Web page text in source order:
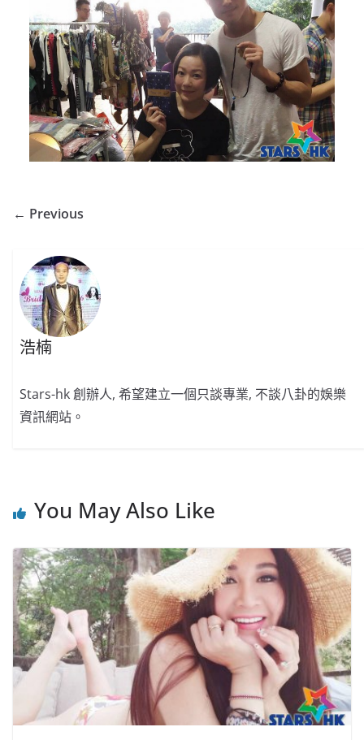
← Previous
浩楠
Stars-hk 創辦人, 希望建立一個只談專業, 不談八卦的娛樂
資訊網站。
You May Also Like